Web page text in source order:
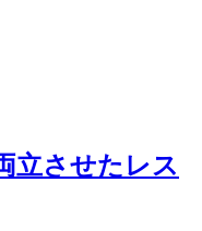
立させたレス